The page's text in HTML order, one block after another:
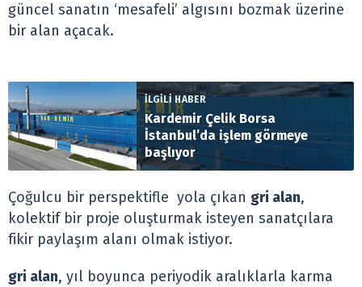
güncel sanatın ‘mesafeli’ algısını bozmak üzerine
bir alan açacak.
İLGİLİ HABER
Kardemir Çelik Borsa
İstanbul’da işlem görmeye
başlıyor
Çoğulcu bir perspektifle yola çıkan gri alan,
kolektif bir proje oluşturmak isteyen sanatçılara
fikir paylaşım alanı olmak istiyor.
gri alan, yıl boyunca periyodik aralıklarla karma